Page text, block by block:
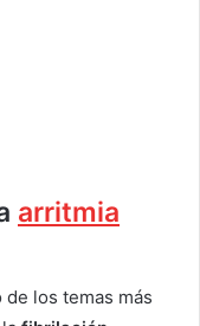
arritmia
los temas más